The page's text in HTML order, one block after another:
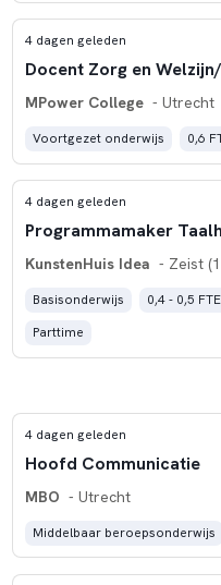
4 dagen geleden
MPower College - Utrecht
Voortgezet onderwijs 0,6
4 dagen geleden
KunstenHuis Idea - Zeist
Basisonderwijs 0,4 - 0,5 FTE
Parttime
4 dagen geleden
Hoofd Communicatie
MBO - Utrecht
Middelbaar beroepsonderwijs